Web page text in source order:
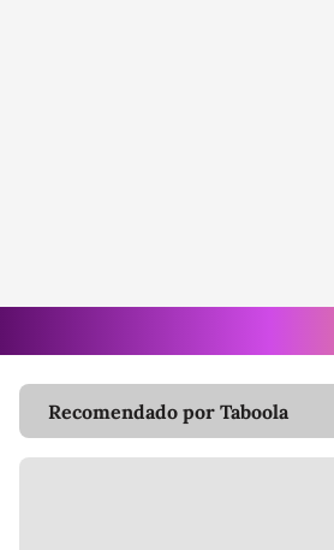
Recomendado por Taboola